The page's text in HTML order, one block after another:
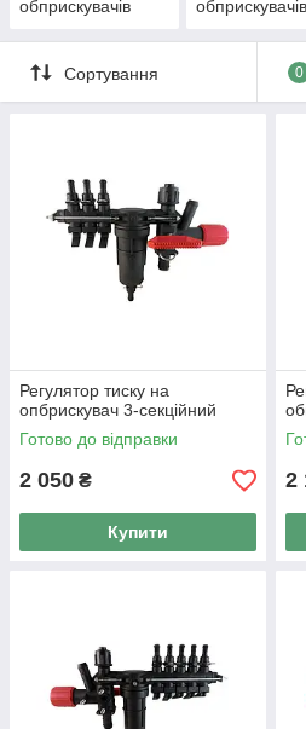
обприскувачів
обприскувачів
Сортування 0
Регулятор тиску на
опбрискувач 3-секційний
Готово до відправки
2 050 ₴
Купити
2